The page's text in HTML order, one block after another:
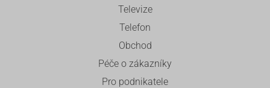
Televize
Telefon
Obchod
Péče o zákazníky
Pro podnikatele